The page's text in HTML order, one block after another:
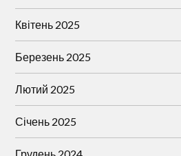
Квітень 2025
Березень 2025
Лютий 2025
Січень 2025